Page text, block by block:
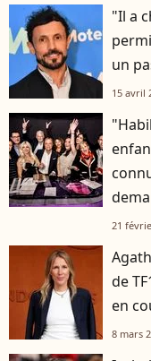
"Il a
un
15 avril
21
de
en
8 mars